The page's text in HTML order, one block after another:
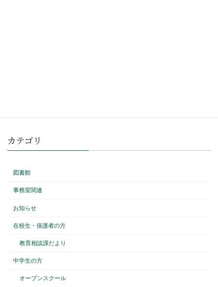
カテゴリ
図書館
事務室関連
お知らせ
在校生・保護者の方
教育相談課だより
中学生の方
オープンスクール